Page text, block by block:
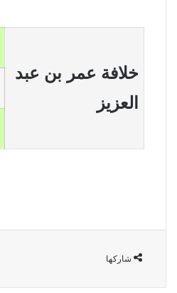
خلافة عمر بن عبد
العزيز
شاركها